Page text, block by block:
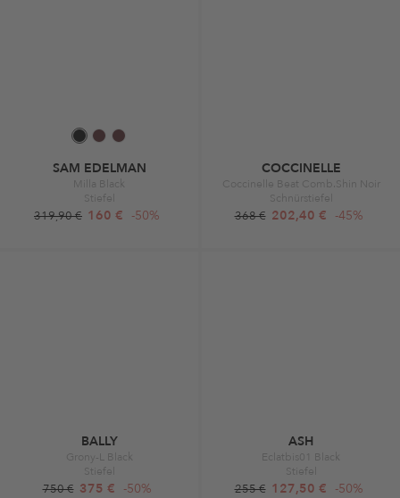
SAM EDELMAN
Milla Black
Stiefel
319,90 € 160 € -50%
COCCINELLE
Coccinelle Beat Comb.Shin Noir
Schnürstiefel
368 € 202,40 € -45%
BALLY
Grony-L Black
Stiefel
750 € 375 € -50%
ASH
Eclatbis01 Black
Stiefel
255 € 127,50 € -50%